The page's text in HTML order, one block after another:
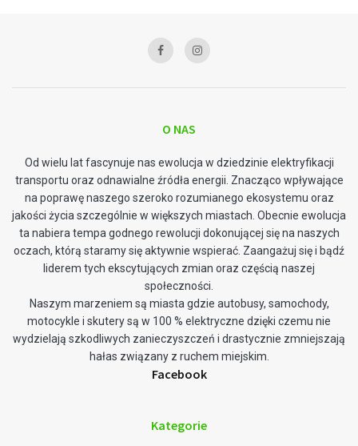
O NAS
Od wielu lat fascynuje nas ewolucja w dziedzinie elektryfikacji
transportu oraz odnawialne źródła energii. Znacząco wpływające
na poprawę naszego szeroko rozumianego ekosystemu oraz
jakości życia szczególnie w większych miastach. Obecnie ewolucja
ta nabiera tempa godnego rewolucji dokonującej się na naszych
oczach, którą staramy się aktywnie wspierać. Zaangażuj się i bądź
liderem tych ekscytujących zmian oraz częścią naszej
społeczności.
Naszym marzeniem są miasta gdzie autobusy, samochody,
motocykle i skutery są w 100 % elektryczne dzięki czemu nie
wydzielają szkodliwych zanieczyszczeń i drastycznie zmniejszają
hałas związany z ruchem miejskim.
Facebook
Kategorie